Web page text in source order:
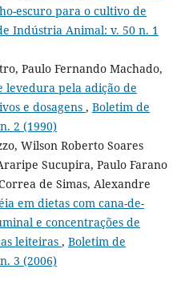
escuro para o cultivo de
Indústria Animal: v. 50 n. 1
Paulo Fernando Machado,
levedura pela adição de
e dosagens , Boletim de
2 (1990)
Wilson Roberto Soares
Sucupira, Paulo Farano
de Simas, Alexandre
em dietas com cana-de-
e concentrações de
leiteiras , Boletim de
3 (2006)